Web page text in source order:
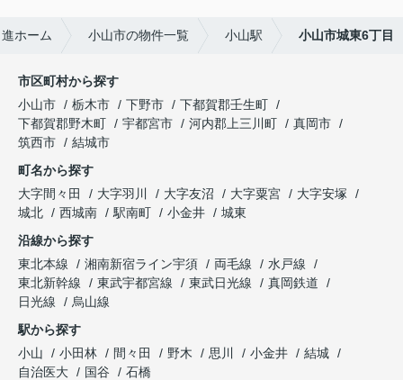
ホーム 小山市の物件一覧 小山駅 小山市城東6丁目
市区町村から探す
小山市
栃木市 下野市
下都賀郡壬生町
下都賀郡野木町
宇都宮市 河内郡上三川町
真岡市
筑西市
結城市
町名から探す
大字間々田
大字羽川 大字友沼 大字粟宮
大字安塚
城北
西城南 駅南町 小金井
城東
沿線から探す
東北本線
湘南新宿ライン宇須 両毛線
水戸線
東北新幹線
東武宇都宮線 東武日光線
真岡鉄道
日光線
烏山線
駅から探す
小山
小田林 間々田 野木 思川 小金井
結城
自治医大
国谷 石橋